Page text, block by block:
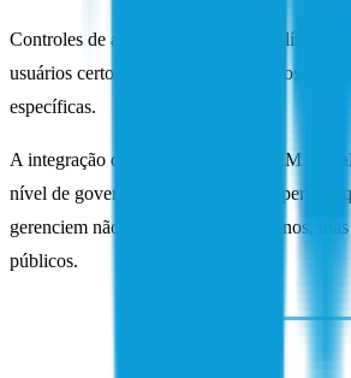
Controles de acesso baseados em políticas
usuários certos com o acesso certo possam
específicas.
A integração da SailPoint com o CRM da
nível de governança de acesso, que permite
gerenciem não apenas usuários internos,
públicos.